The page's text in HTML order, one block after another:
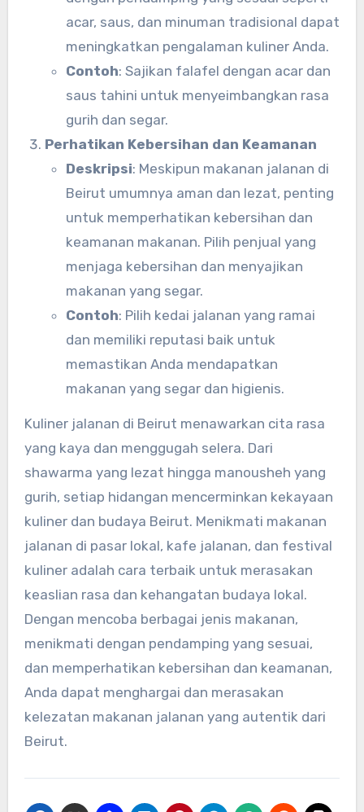
acar, saus, dan minuman tradisional dapat
meningkatkan pengalaman kuliner Anda.
Contoh: Sajikan falafel dengan acar dan
saus tahini untuk menyeimbangkan rasa
gurih dan segar.
Perhatikan Kebersihan dan Keamanan
Deskripsi: Meskipun makanan jalanan di
Beirut umumnya aman dan lezat, penting
untuk memperhatikan kebersihan dan
keamanan makanan. Pilih penjual yang
menjaga kebersihan dan menyajikan
makanan yang segar.
Contoh: Pilih kedai jalanan yang ramai
dan memiliki reputasi baik untuk
memastikan Anda mendapatkan
makanan yang segar dan higienis.
Kuliner jalanan di Beirut menawarkan cita rasa
yang kaya dan menggugah selera. Dari
shawarma yang lezat hingga manousheh yang
gurih, setiap hidangan mencerminkan kekayaan
kuliner dan budaya Beirut. Menikmati makanan
jalanan di pasar lokal, kafe jalanan, dan festival
kuliner adalah cara terbaik untuk merasakan
keaslian rasa dan kehangatan budaya lokal.
Dengan mencoba berbagai jenis makanan,
menikmati dengan pendamping yang sesuai,
dan memperhatikan kebersihan dan keamanan,
Anda dapat menghargai dan merasakan
kelezatan makanan jalanan yang autentik dari
Beirut.